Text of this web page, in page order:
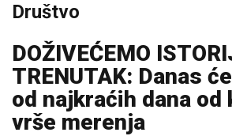
Društvo
DOŽIVEĆEMO
TRENUTAK: Danas
od najkraćih dana od
vrše merenja